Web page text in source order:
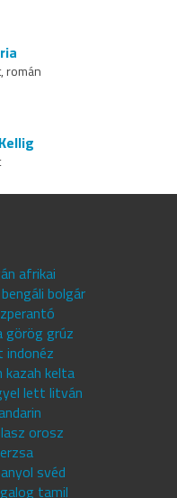
román
afrikai
bolgár
görög grúz
indonéz
kazah kelta
lett litván
orosz
svéd
tamil